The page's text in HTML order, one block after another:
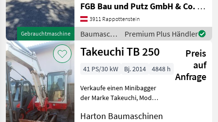
Gebrauchtmaschine
Klimaanlage sowie
Powertilt hydr. SW
Baumaschinen Minibagger
FGB Bau und Putz GmbH & Co. KG
3911 Rappottenstein
Baumaschinen
/ Takeuchi
Premium Plus Händler
Takeuchi TB 250
Preis
auf
Anfrage
41 PS/30 kW Bj. 2014 4848 h
Verkaufe einen Minibagger
der Marke Takeuchi, Modell
Dieses leistungsstarke
Harton Baumaschinen